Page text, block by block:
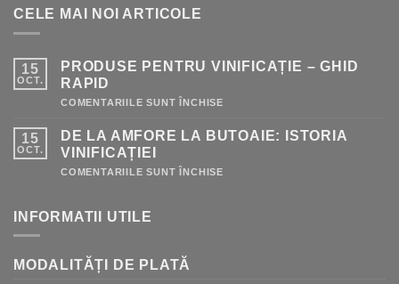
CELE MAI NOI ARTICOLE
15
OCT.
PRODUSE PENTRU VINIFICAȚIE – GHID
RAPID
COMENTARIILE SUNT ÎNCHISE
VINIFICAȚIE
15
OCT.
DE LA AMFORE LA BUTOAIE: ISTORIA
VINIFICAȚIEI
COMENTARIILE SUNT ÎNCHISE
INFORMATII UTILE
MODALITĂȚI DE PLATĂ